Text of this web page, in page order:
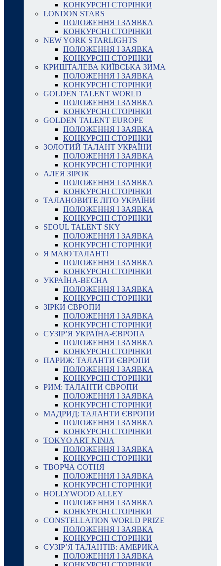
КОНКУРСНІ СТОРІНКИ
LONDON STARS
ПОЛОЖЕННЯ І ЗАЯВКА
КОНКУРСНІ СТОРІНКИ
NEW YORK STARLIGHTS
ПОЛОЖЕННЯ І ЗАЯВКА
КОНКУРСНІ СТОРІНКИ
КРИШТАЛЕВА КИЇВСЬКА ЗИМА
ПОЛОЖЕННЯ І ЗАЯВКА
КОНКУРСНІ СТОРІНКИ
GOLDEN TALENT WORLD
ПОЛОЖЕННЯ І ЗАЯВКА
КОНКУРСНІ СТОРІНКИ
GOLDEN TALENT EUROPE
ПОЛОЖЕННЯ І ЗАЯВКА
КОНКУРСНІ СТОРІНКИ
ЗОЛОТИЙ ТАЛАНТ УКРАЇНИ
ПОЛОЖЕННЯ І ЗАЯВКА
КОНКУРСНІ СТОРІНКИ
АЛЕЯ ЗІРОК
ПОЛОЖЕННЯ І ЗАЯВКА
КОНКУРСНІ СТОРІНКИ
ТАЛАНОВИТЕ ЛІТО УКРАЇНИ
ПОЛОЖЕННЯ І ЗАЯВКА
КОНКУРСНІ СТОРІНКИ
SEOUL TALENT SKY
ПОЛОЖЕННЯ І ЗАЯВКА
КОНКУРСНІ СТОРІНКИ
Я МАЮ ТАЛАНТ!
ПОЛОЖЕННЯ І ЗАЯВКА
КОНКУРСНІ СТОРІНКИ
УКРАЇНА-ВЕСНА
ПОЛОЖЕННЯ І ЗАЯВКА
КОНКУРСНІ СТОРІНКИ
ЗІРКИ ЄВРОПИ
ПОЛОЖЕННЯ І ЗАЯВКА
КОНКУРСНІ СТОРІНКИ
СУЗІР’Я УКРАЇНА-ЄВРОПА
ПОЛОЖЕННЯ І ЗАЯВКА
КОНКУРСНІ СТОРІНКИ
ПАРИЖ: ТАЛАНТИ ЄВРОПИ
ПОЛОЖЕННЯ І ЗАЯВКА
КОНКУРСНІ СТОРІНКИ
РИМ: ТАЛАНТИ ЄВРОПИ
ПОЛОЖЕННЯ І ЗАЯВКА
КОНКУРСНІ СТОРІНКИ
МАДРИД: ТАЛАНТИ ЄВРОПИ
ПОЛОЖЕННЯ І ЗАЯВКА
КОНКУРСНІ СТОРІНКИ
TOKYO ART NINJA
ПОЛОЖЕННЯ І ЗАЯВКА
КОНКУРСНІ СТОРІНКИ
ТВОРЧА СОТНЯ
ПОЛОЖЕННЯ І ЗАЯВКА
КОНКУРСНІ СТОРІНКИ
HOLLYWOOD ALLEY
ПОЛОЖЕННЯ І ЗАЯВКА
КОНКУРСНІ СТОРІНКИ
CONSTELLATION WORLD PRIZE
ПОЛОЖЕННЯ І ЗАЯВКА
КОНКУРСНІ СТОРІНКИ
СУЗІР’Я ТАЛАНТІВ: АМЕРИКА
ПОЛОЖЕННЯ І ЗАЯВКА